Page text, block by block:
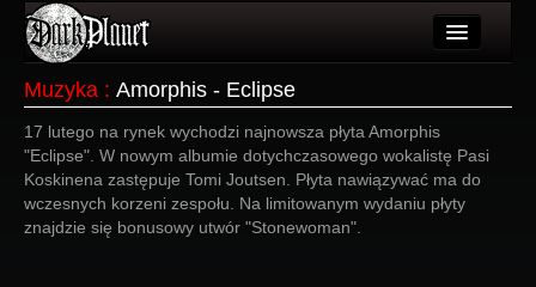
Wydarzenia
Galeria
Muzyka : Amorphis - Eclipse
17 lutego na rynek wychodzi najnowsza płyta Amorphis
"Eclipse". W nowym albumie dotychczasowego wokalistę Pasi
Koskinena zastępuje Tomi Joutsen. Płyta nawiązywać ma do
wczesnych korzeni zespołu. Na limitowanym wydaniu płyty
znajdzie się bonusowy utwór "Stonewoman".